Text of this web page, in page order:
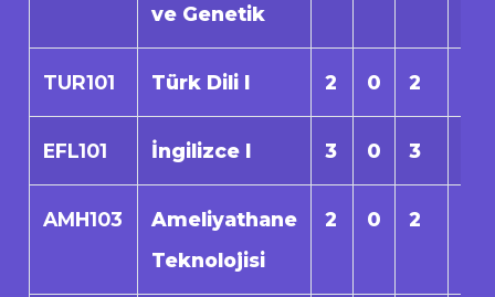
ve Genetik
TUR101 Türk Dili I 2 0 2
EFL101 İngilizce I 3 0 3
AMH103
Ameliyathane
Teknolojisi
2 0 2